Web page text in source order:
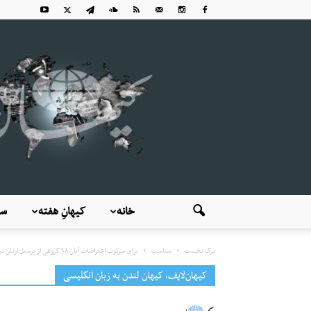
کیهانِ هفته خانه
برگ نخست سیاست برای سرکوب اعتراضات آبان ۹۸ گروهی از پرسنل ارتش نیز اعزام شده...
کیهان‌لایف، کیهان لندن به زبان انگلیسی